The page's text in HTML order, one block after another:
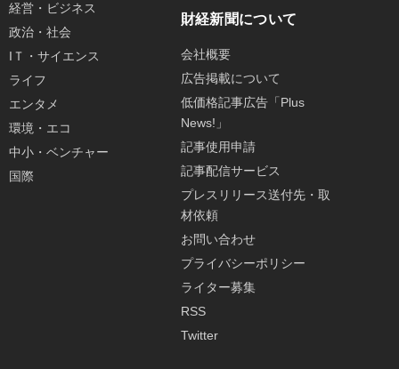
経営・ビジネス
政治・社会
IＴ・サイエンス
ライフ
エンタメ
環境・エコ
中小・ベンチャー
国際
財経新聞について
会社概要
広告掲載について
低価格記事広告「Plus
News!」
記事使用申請
記事配信サービス
プレスリリース送付先・取
材依頼
お問い合わせ
プライバシーポリシー
ライター募集
RSS
Twitter